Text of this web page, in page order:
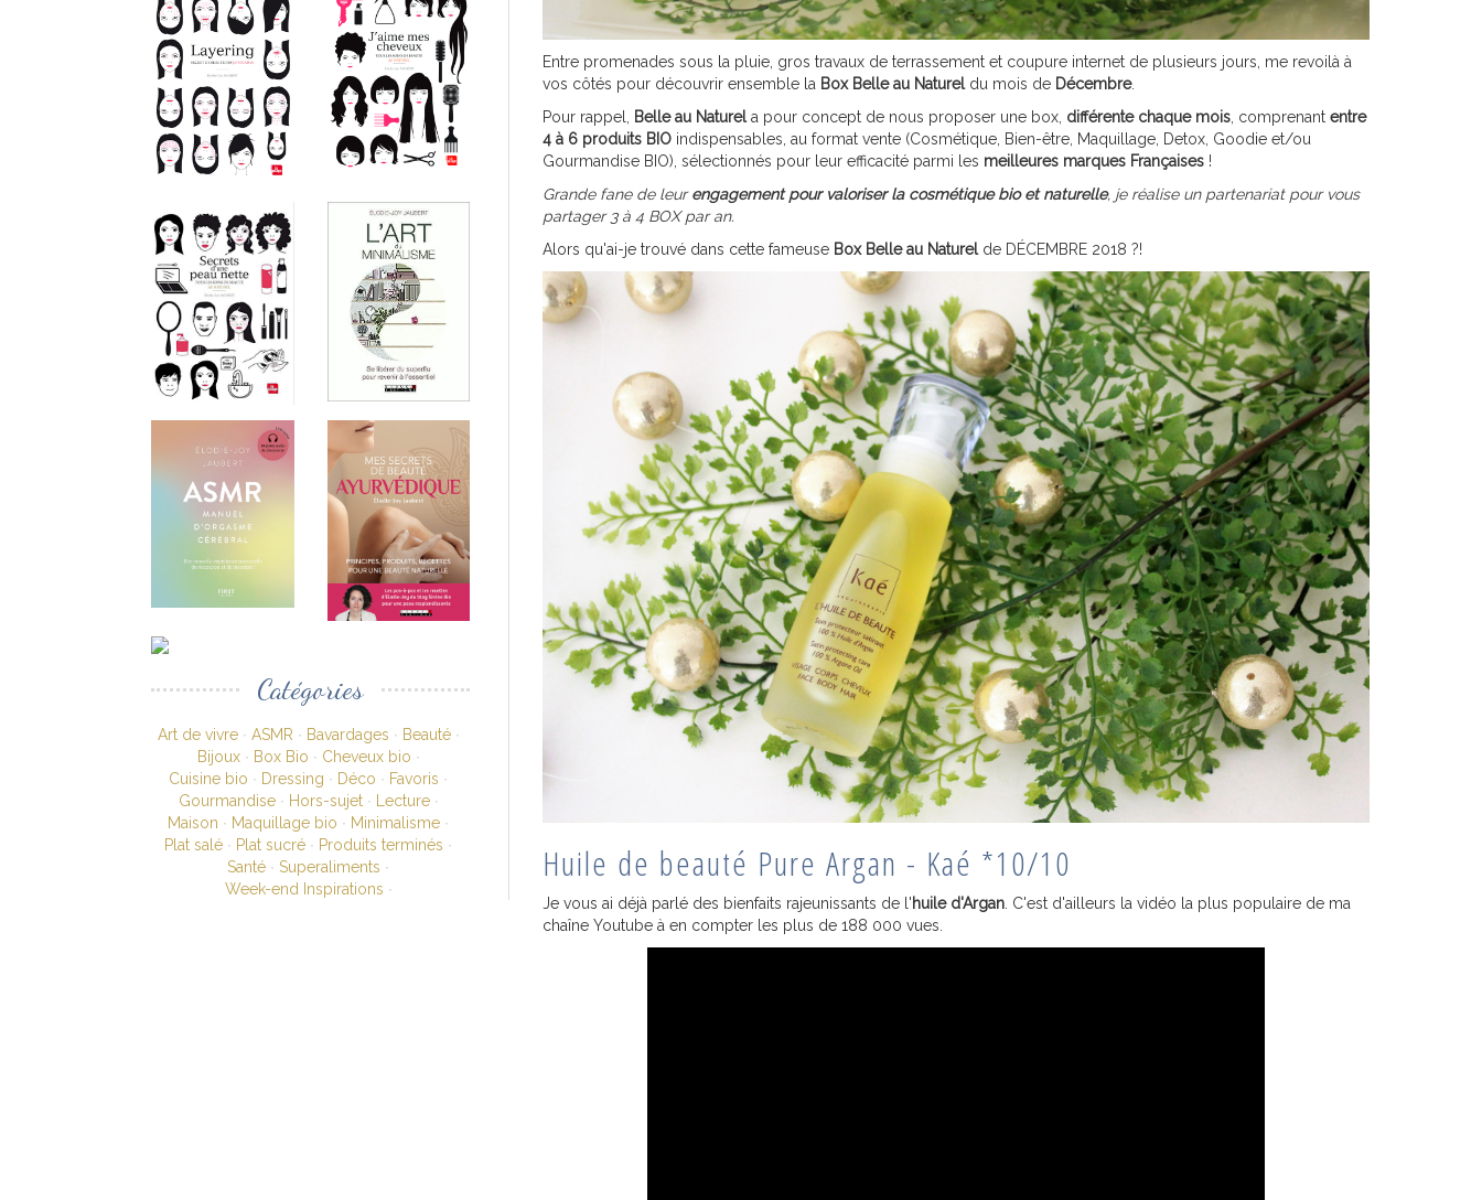
Catégories
Art de vivre ASMR Bavardages
Beauté
Bijoux
Box Bio
Cheveux bio
Cuisine bio
Dressing Déco
Favoris
Gourmandise
Hors-sujet
Lecture
Maison
Maquillage bio
Minimalisme
Plat salé
Plat sucré
Produits terminés
Santé
Superaliments
Week-end Inspirations
Entre promenades sous la pluie, gros travaux de terrassement et coupure internet de plusieurs jours, me revoilà à
vos côtés pour découvrir ensemble la Box Belle au Naturel du mois de Décembre.
Pour rappel,
Belle au Naturel a pour concept de nous proposer une box, différente chaque mois , comprenant entre
4 à 6 produits BIO indispensables, au format vente (Cosmétique, Bien-être, Maquillage, Detox, Goodie et/ou
Gourmandise BIO), sélectionnés pour leur efficacité parmi les meilleures marques Françaises !
Grande fane de leurengagement pour valoriser la cosmétique bio et naturelle, je réalise un partenariat pour vous
partager 3 à 4 BOX par an.
Alors qu'ai-je trouvé dans cette fameuse Box Belle au Naturel de DÉCEMBRE 2018 ?!
Huile de beauté Pure Argan - Kaé *10/10
Je vous ai déjà parlé des bienfaits rajeunissants de l'huile d'Argan . C'est d'ailleurs la vidéo la plus populaire de ma
chaîne Youtube à en compter les plus de 188 000 vues.